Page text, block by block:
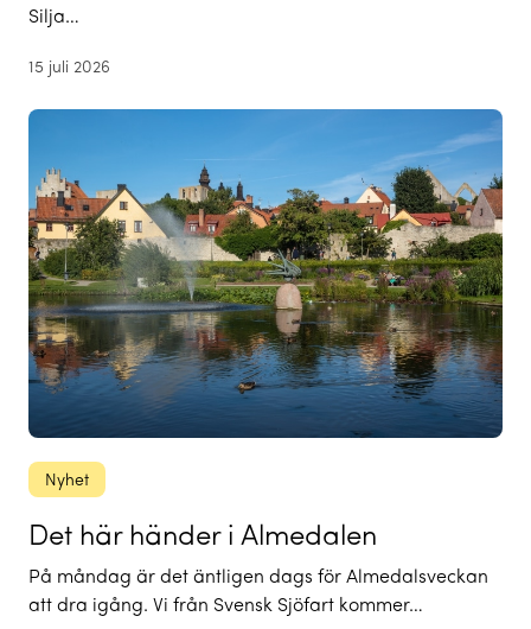
Silja…
15 juli 2026
Nyhet
Det här händer i Almedalen
På måndag är det äntligen dags för Almedalsveckan
att dra igång. Vi från Svensk Sjöfart kommer…